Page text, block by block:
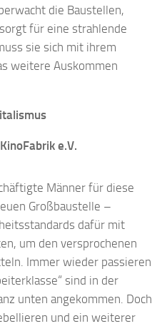
die Baustellen,
für eine strahlende
sie sich mit ihrem
weitere Auskommen
e.V.
Männer für diese
Großbaustelle –
dafür mit
um den versprochenen
Immer wieder passieren
sind in der
unten angekommen. Doch
und ein weiterer